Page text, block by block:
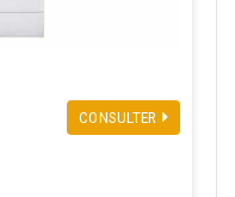
CONSULTER